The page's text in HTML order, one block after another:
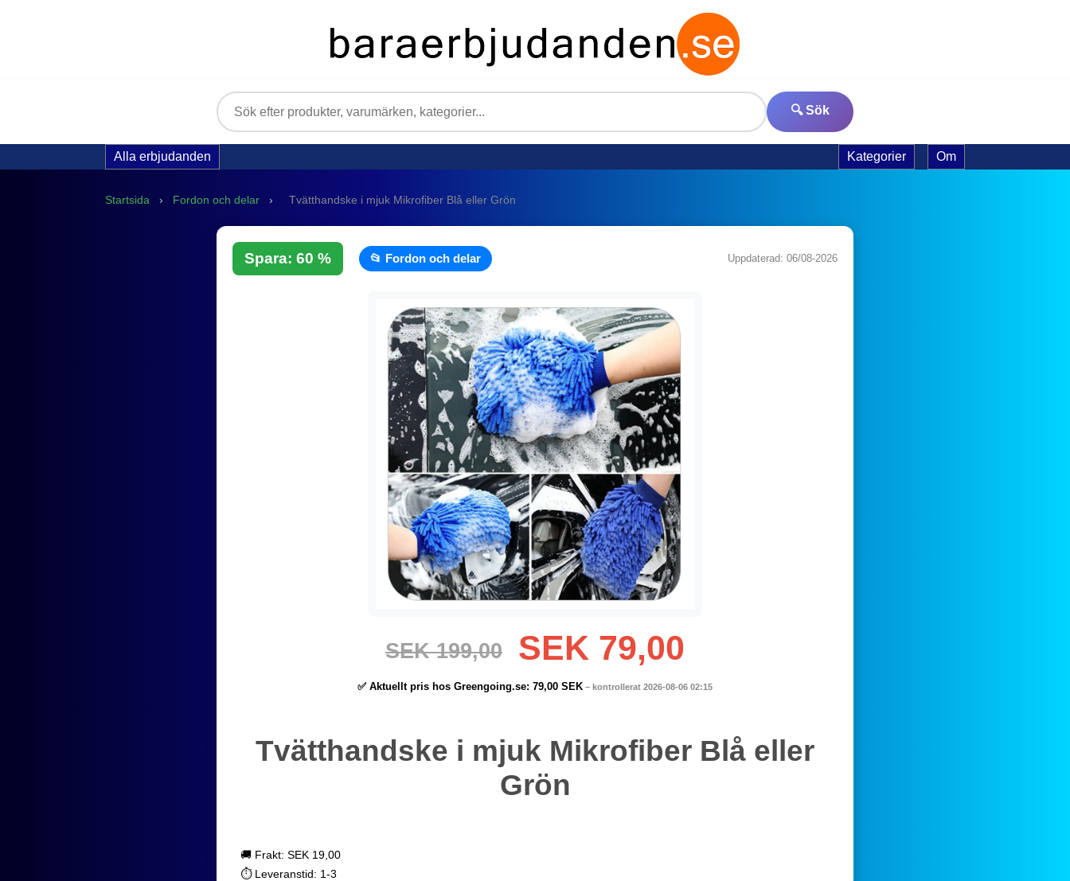
🔍 Sök
Alla erbjudanden Kategorier Om
Startsida › Fordon och delar › Tvätthandske i mjuk Mikrofiber Blå eller Grön
Spara: 60 % 📂 Fordon och delar Uppdaterad: 06/08-2026
SEK 199,00 SEK 79,00
✅ Aktuellt pris hos Greengoing.se: 79,00 SEK – kontrollerat 2026-08-06 02:15
Tvätthandske i mjuk Mikrofiber Blå eller
Grön
🚚 Frakt: SEK 19,00
⏱️ Leveranstid: 1-3